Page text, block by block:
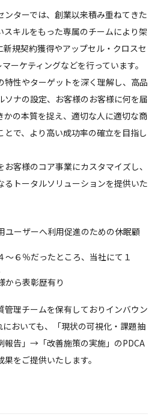
ンターでは、創業以来積み重ねてきた
キルをもった専属のチームにより架
規契約獲得やアップセル・クロスセ
ーケティングなどを行っています。
特性やターゲットを深く理解し、高品
ソナの設定、お客様のお客様に何を届
かの本質を捉え、適切な人に適切な商
で、より高い成功率の確立を目指し
客様のコア事業にカスタマイズし、
るトータルソリューションを提供いた
ユーザーへ利用促進のための休眠顧
～６％だったところ、当社にて１
から表彰歴有り
管理チームを保有しておりインバウン
おいても、「現状の可視化・課題抽
告」→「改善施策の実施」のPDCA
をご提供いたします。